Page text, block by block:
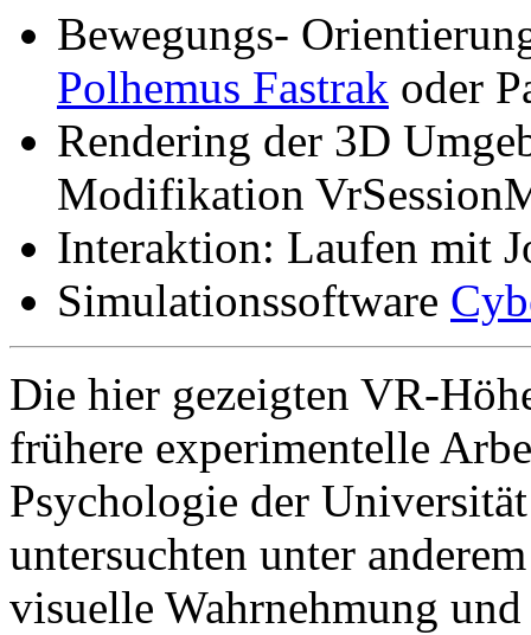
Bewegungs-
Polhemus Fastrak oder
Rendering der 3D
Modifikation
Interaktion: Laufen mit
Simulationssoftware
Die hier gezeigten VR-
frühere experimentelle
Psychologie der
untersuchten unter
visuelle Wahrnehmung